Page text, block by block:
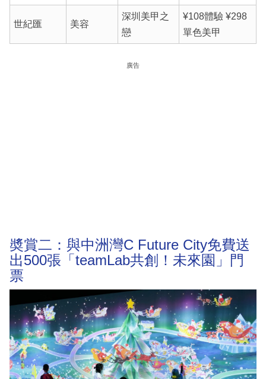
世紀匯 美容
深圳美甲之
戀
¥108體驗 ¥298
單色美甲
廣告
奬賞二：與中洲灣C Future City免費送
出500張「teamLab共創！未來園」門
票